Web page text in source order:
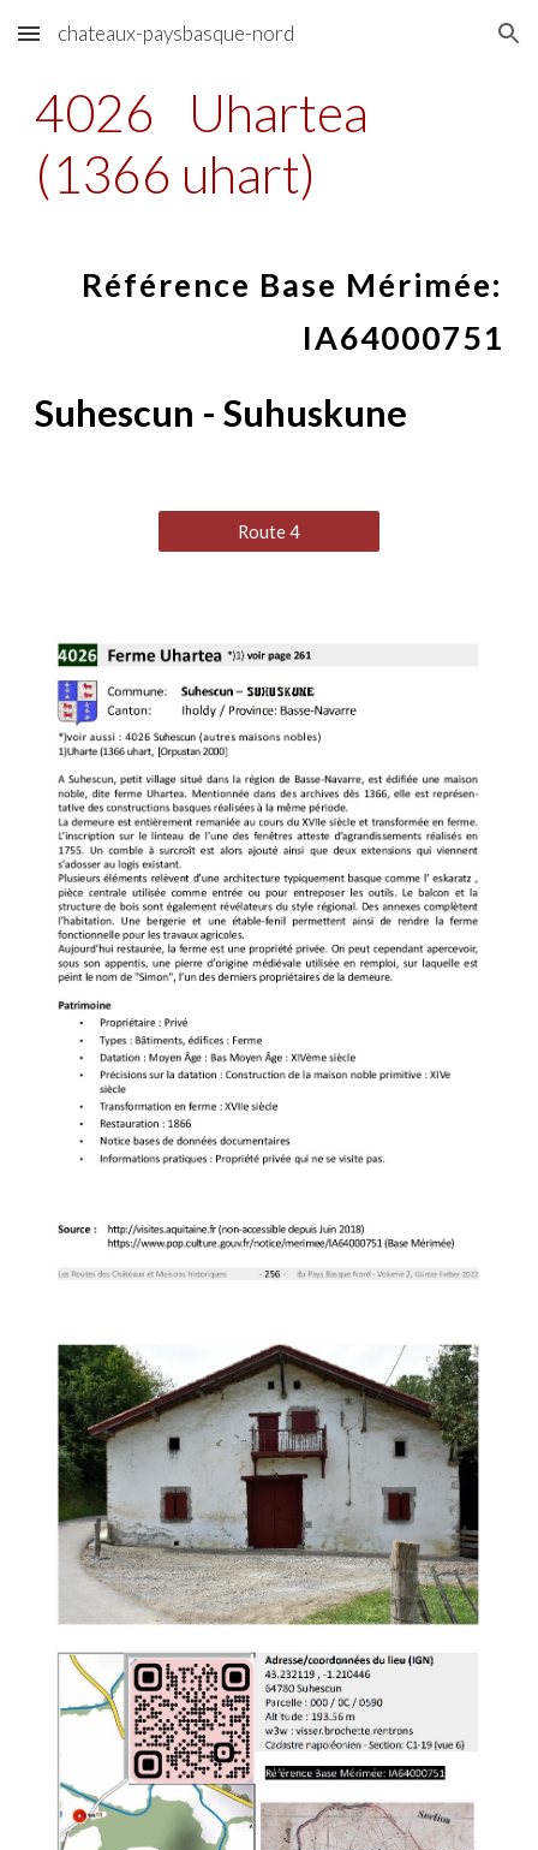
Skip to main content Skip to navigation
chateaux-paysbasque-nord
4026
Uhartea
(1366 uhart)
Référence Base Mérimée:
IA64000751
Suhescun - Suhuskune
Route 4